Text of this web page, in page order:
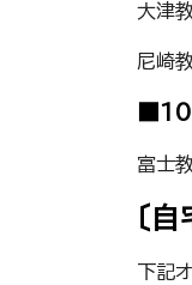
大津
尼崎
■10
富士
〔
下記